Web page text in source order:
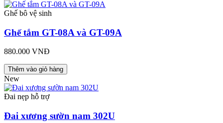
Ghế bô vệ sinh
Ghế tắm GT-08A và GT-09A
880.000 VNĐ
Thêm vào giỏ hàng
New
Đai nẹp hỗ trợ
Đai xương sườn nam 302U